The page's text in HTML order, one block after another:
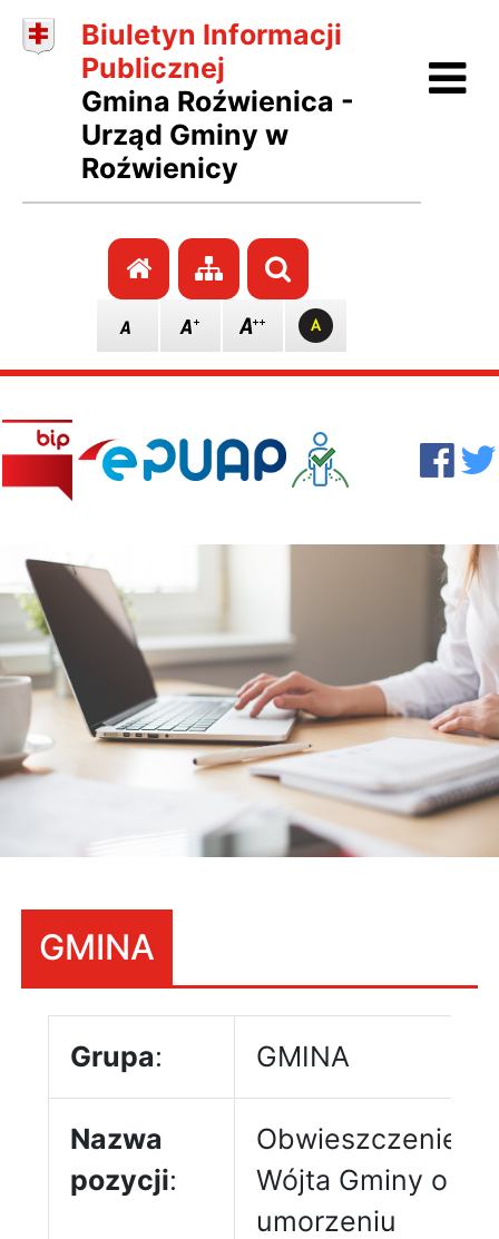
Biuletyn Informacji
Publicznej
Gmina Roźwienica -
Urząd Gminy w
Roźwienicy
Przejdź do strony głównej
Przejdź do mapy
Szukaj
GMINA
Grupa: GMINA
Nazwa
pozycji:
Obwieszczenie
Wójta Gminy o
umorzeniu